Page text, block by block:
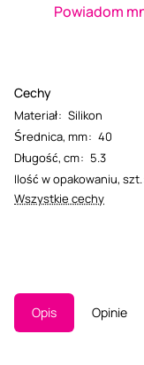
Powiadom
Cechy
Materiał: Silikon
Średnica, mm: 40
Długość, cm: 5.3
Ilość w opakowaniu, szt.
Wszystkie cechy
Opis Opinie